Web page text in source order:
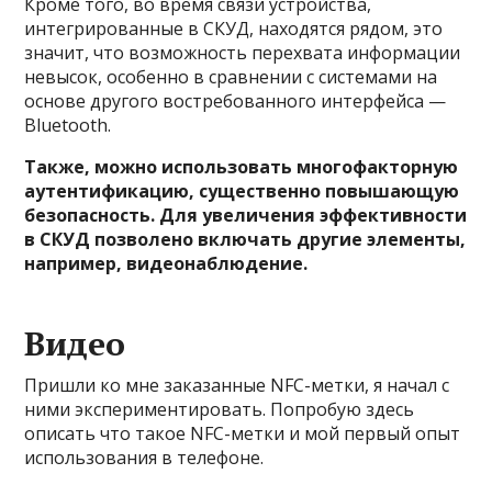
интегрированные в СКУД, находятся рядом, это
значит, что возможность перехвата информации
невысок, особенно в сравнении с системами на
основе другого востребованного интерфейса —
Bluetooth.
Также, можно использовать многофакторную
аутентификацию, существенно повышающую
безопасность. Для увеличения эффективности
в СКУД позволено включать другие элементы,
например, видеонаблюдение.
Видео
Пришли ко мне заказанные NFC-метки, я начал с
ними экспериментировать. Попробую здесь
описать что такое NFC-метки и мой первый опыт
использования в телефоне.